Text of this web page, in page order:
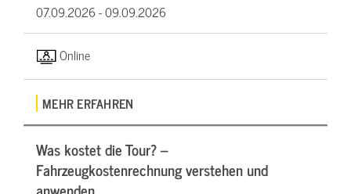
07.09.2026 -09.09.2026
Online
MEHR ERFAHREN
Was kostet die Tour? –
Fahrzeugkostenrechnung verstehen und